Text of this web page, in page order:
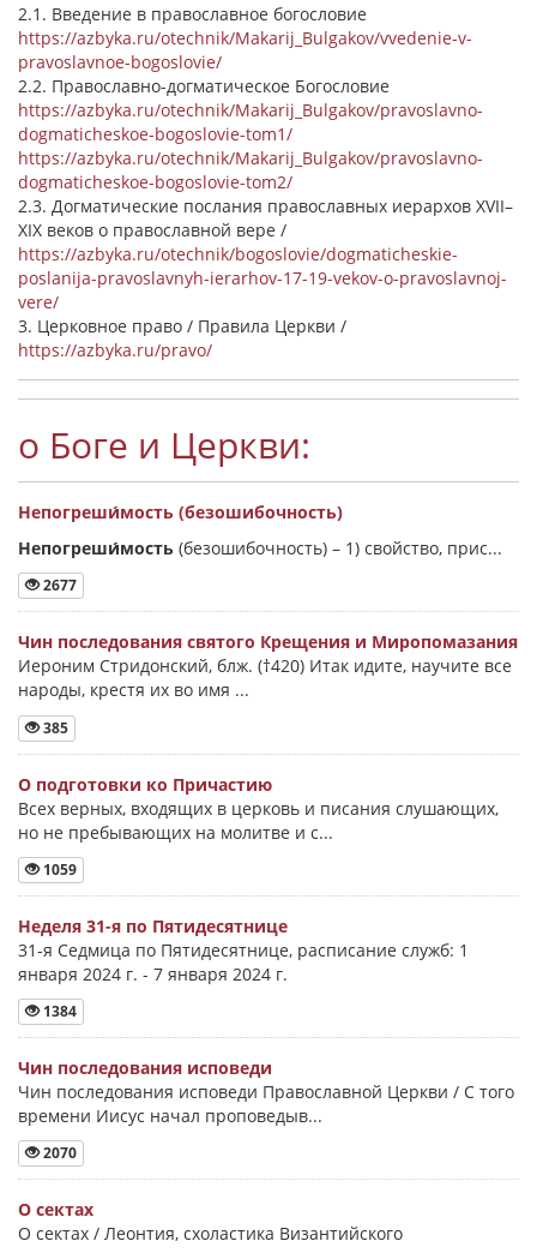
2.1. Введение в православное богословие
https://azbyka.ru/otechnik/Makarij_Bulgakov/vvedenie-v-
pravoslavnoe-bogoslovie/
2.2. Православно-догматическое Богословие
https://azbyka.ru/otechnik/Makarij_Bulgakov/pravoslavno-
dogmaticheskoe-bogoslovie-tom1/
https://azbyka.ru/otechnik/Makarij_Bulgakov/pravoslavno-
dogmaticheskoe-bogoslovie-tom2/
2.3. Догматические послания православных иерархов XVII–
XIX веков о православной вере /
https://azbyka.ru/otechnik/bogoslovie/dogmaticheskie-
poslanija-pravoslavnyh-ierarhov-17-19-vekov-o-pravoslavnoj-
vere/
3. Церковное право / Правила Церкви /
https://azbyka.ru/pravo/
о Боге и Церкви:
Непогреши́мость (безошибочность)
Непогреши́мость (безошибочность) – 1) свойство, прис...
2677
Чин последования святого Крещения и Миропомазания
Иероним Стридонский, блж. (†420) Итак идите, научите все
народы, крестя их во имя ...
385
О подготовки ко Причастию
Всех верных, входящих в церковь и писания слушающих,
но не пребывающих на молитве и с...
1059
Неделя 31-я по Пятидесятнице
31-я Седмица по Пятидесятнице, расписание служб: 1
января 2024 г. - 7 января 2024 г.
1384
Чин последования исповеди
Чин последования исповеди Православной Церкви / С того
времени Иисус начал проповедыв...
2070
О сектах
О сектах / Леонтия, схоластика Византийского